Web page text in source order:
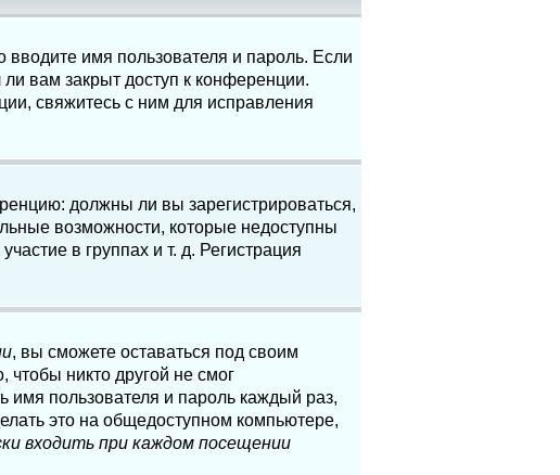
имя пользователя и пароль. Если
вам закрыт доступ к конференции.
свяжитесь с ним для исправления
должны ли вы зарегистрироваться,
возможности, которые недоступны
в группах и т. д. Регистрация
, вы сможете оставаться под своим
никто другой не смог
имя пользователя и пароль каждый раз,
это на общедоступном компьютере,
входить при каждом посещении